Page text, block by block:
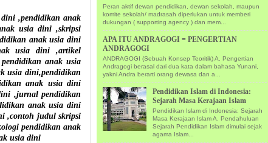
,pendidikan anak
usia dini ,skripsi
anak usia dini
usia dini ,artikel
anak usia
usia dini,pendidikan
anak usia dini
,jurnal pendidikan
anak usia dini
,contoh judul skripsi
pendidikan anak
usia dini
Peran aktif dewan pendidikan, dewan sekolah, maupun
komite sekolah/ madrasah diperlukan untuk memberi
dukungan ( supporting agency ) dan mem...
APA ITU ANDRAGOGI = PENGERTIAN
ANDRAGOGI
ANDRAGOGI (Sebuah Konsep Teoritik) A. Pengertian
Andragogi berasal dari dua kata dalam bahasa Yunani,
yakni Andra berarti orang dewasa dan a...
Pendidikan Islam di Indonesia:
Sejarah Masa Kerajaan Islam
Pendidikan Islam di Indonesia: Sejarah
Masa Kerajaan Islam A. Pendahuluan
Sejarah Pendidikan Islam dimulai sejak
agama Islam...